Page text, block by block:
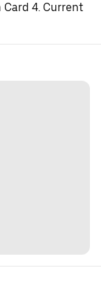
Card 4. Current